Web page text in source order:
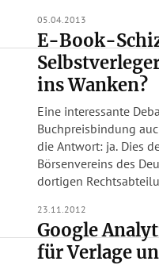
05.04.2013
E-Book-
ins Wanken?
Eine interessante
Buchpreisbindung
die Antwort: ja. Dies
Börsenvereins des
dortigen
23.11.2012
Google
für Verlage